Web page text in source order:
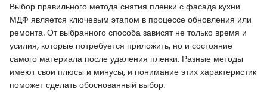
Выбор правильного метода снятия пленки с фасада кухни
МДФ является ключевым этапом в процессе обновления или
ремонта. От выбранного способа зависят не только время и
усилия, которые потребуется приложить, но и состояние
самого материала после удаления пленки. Разные методы
имеют свои плюсы и минусы, и понимание этих характеристик
поможет сделать обоснованный выбор.